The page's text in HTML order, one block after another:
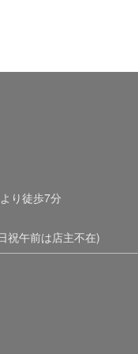
り徒歩7分
祝午前は店主不在)